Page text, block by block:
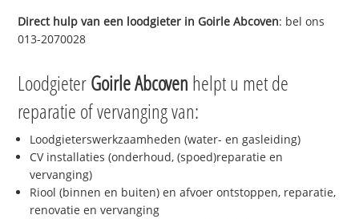
Direct hulp van een loodgieter in Goirle Abcoven: bel ons
013-2070028
LoodgieterGoirle Abcoven helpt u met de
reparatie of vervanging van:
Loodgieterswerkzaamheden (water- en gasleiding)
CV installaties (onderhoud, (spoed)reparatie en
vervanging)
Riool (binnen en buiten) en afvoer ontstoppen, reparatie,
renovatie en vervanging